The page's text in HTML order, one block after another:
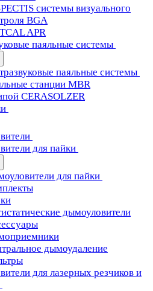
системы визуального
BGA
APR
паяльные системы
паяльные системы
станции MBR
CERASOLZER
для пайки
для пайки
дымоуловители
дымоудаление
для лазерных резчиков и